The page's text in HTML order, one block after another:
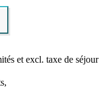
et excl. taxe de séjour